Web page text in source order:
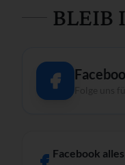
BLEIB
Facebook